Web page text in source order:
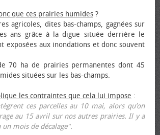
que ces prairies humides ?
agricoles, dites bas-champs, gagnées sur
ans grâce à la digue située derrière le
exposées aux inondations et donc souvent
70 ha de prairies permanentes dont 45
situées sur les bas-champs.
les contraintes que cela lui impose :
ces parcelles au 10 mai, alors qu’on
au 15 avril sur nos autres prairies. Il y a
mois de décalage".